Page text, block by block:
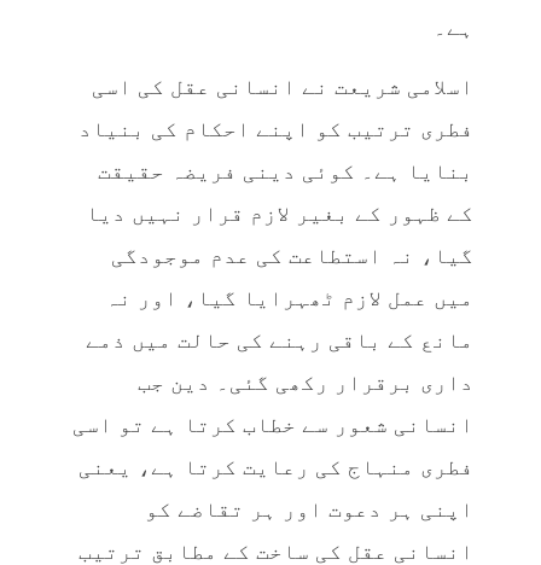
ہے۔
اسلامی شریعت نے انسانی عقل کی اسی
فطری ترتیب کو اپنے احکام کی بنیاد
بنایا ہے۔ کوئی دینی فریضہ حقیقت
کے ظہور کے بغیر لازم قرار نہیں دیا
گیا، نہ استطاعت کی عدم موجودگی
میں عمل لازم ٹھہرایا گیا، اور نہ
مانع کے باقی رہنے کی حالت میں ذمے
داری برقرار رکھی گئی۔ دین جب
انسانی شعور سے خطاب کرتا ہے تو اسی
فطری منہاج کی رعایت کرتا ہے، یعنی
اپنی ہر دعوت اور ہر تقاضے کو
انسانی عقل کی ساخت کے مطابق ترتیب